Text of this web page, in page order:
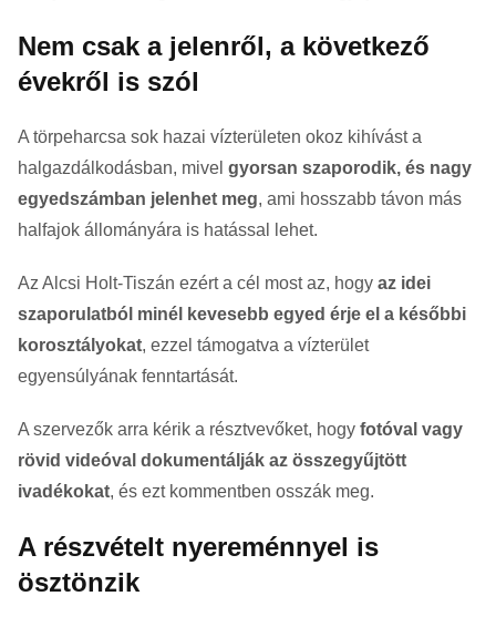
Nem csak a jelenről, a következő
évekről is szól
A törpeharcsa sok hazai vízterületen okoz kihívást a
halgazdálkodásban, mivel gyorsan szaporodik, és nagy
egyedszámban jelenhet meg, ami hosszabb távon más
halfajok állományára is hatással lehet.
Az Alcsi Holt-Tiszán ezért a cél most az, hogy az idei
szaporulatból minél kevesebb egyed érje el a későbbi
korosztályokat, ezzel támogatva a vízterület
egyensúlyának fenntartását.
A szervezők arra kérik a résztvevőket, hogy fotóval vagy
rövid videóval dokumentálják az összegyűjtött
ivadékokat, és ezt kommentben osszák meg.
A részvételt nyereménnyel is
ösztönzik